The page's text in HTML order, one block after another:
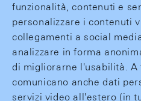
funzionalità, contenuti e
personalizzare i contenuti
collegamenti a social
analizzare in forma
di migliorarne l'usabilità. A
comunicano anche dati
servizi video all'estero (in